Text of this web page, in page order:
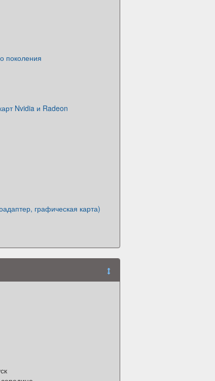
поколения
Nvidia и Radeon
графическая карта)